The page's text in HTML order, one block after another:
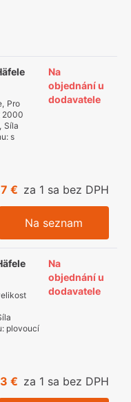
, Pro
2000
, Síla
:s
Na
objednání u
dodavatele
€ za 1 sa bez DPH
Na seznam
: plovoucí
Na
objednání u
dodavatele
€ za 1 sa bez DPH